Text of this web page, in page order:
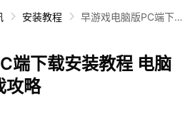
安装教程
早游戏电脑版PC端下
端下载安装教程 电脑
攻略